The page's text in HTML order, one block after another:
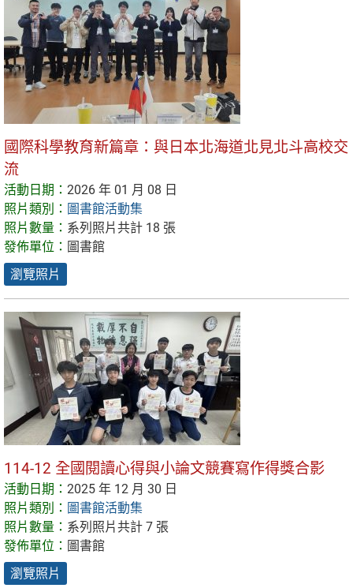
國際科學教育新篇章：與日本北海道北見北斗高校交
流
活動日期： 2026 年 01 月 08 日
照片類別： 圖書館活動集
照片數量： 系列照片共計 18 張
發佈單位： 圖書館
瀏覽照片
114-12 全國閱讀心得與小論文競賽寫作得獎合影
活動日期： 2025 年 12 月 30 日
照片類別： 圖書館活動集
照片數量： 系列照片共計 7 張
發佈單位： 圖書館
瀏覽照片